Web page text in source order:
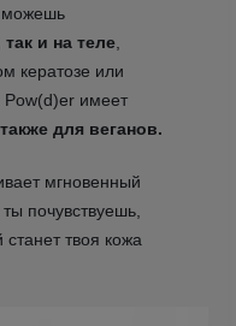
можешь
и на теле,
кератозе или
Pow(d)er имеет
для веганов.
мгновенный
почувствуешь,
станет твоя кожа